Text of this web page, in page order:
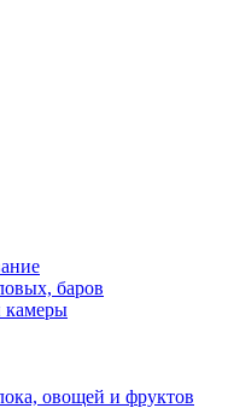
баров
камеры
овощей и фруктов